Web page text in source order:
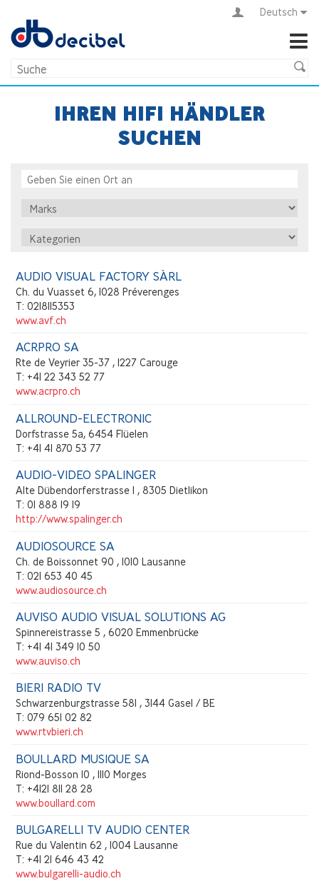
Deutsch
IHREN HIFI HÄNDLER
SUCHEN
AUDIO VISUAL FACTORY SÀRL
Ch. du Vuasset 6, 1028 Préverenges
T: 0218115353
www.avf.ch
ACRPRO SA
Rte de Veyrier 35-37 , 1227 Carouge
T: +41 22 343 52 77
www.acrpro.ch
ALLROUND-ELECTRONIC
Dorfstrasse 5a, 6454 Flüelen
T: +41 41 870 53 77
AUDIO-VIDEO SPALINGER
Alte Dübendorferstrasse 1 , 8305 Dietlikon
T: 01 888 19 19
http://www.spalinger.ch
AUDIOSOURCE SA
Ch. de Boissonnet 90 , 1010 Lausanne
T: 021 653 40 45
www.audiosource.ch
AUVISO AUDIO VISUAL SOLUTIONS AG
Spinnereistrasse 5 , 6020 Emmenbrücke
T: +41 41 349 10 50
www.auviso.ch
BIERI RADIO TV
Schwarzenburgstrasse 581 , 3144 Gasel / BE
T: 079 651 02 82
www.rtvbieri.ch
BOULLARD MUSIQUE SA
Riond-Bosson 10 , 1110 Morges
T: +4121 811 28 28
www.boullard.com
BULGARELLI TV AUDIO CENTER
Rue du Valentin 62 , 1004 Lausanne
T: +41 21 646 43 42
www.bulgarelli-audio.ch